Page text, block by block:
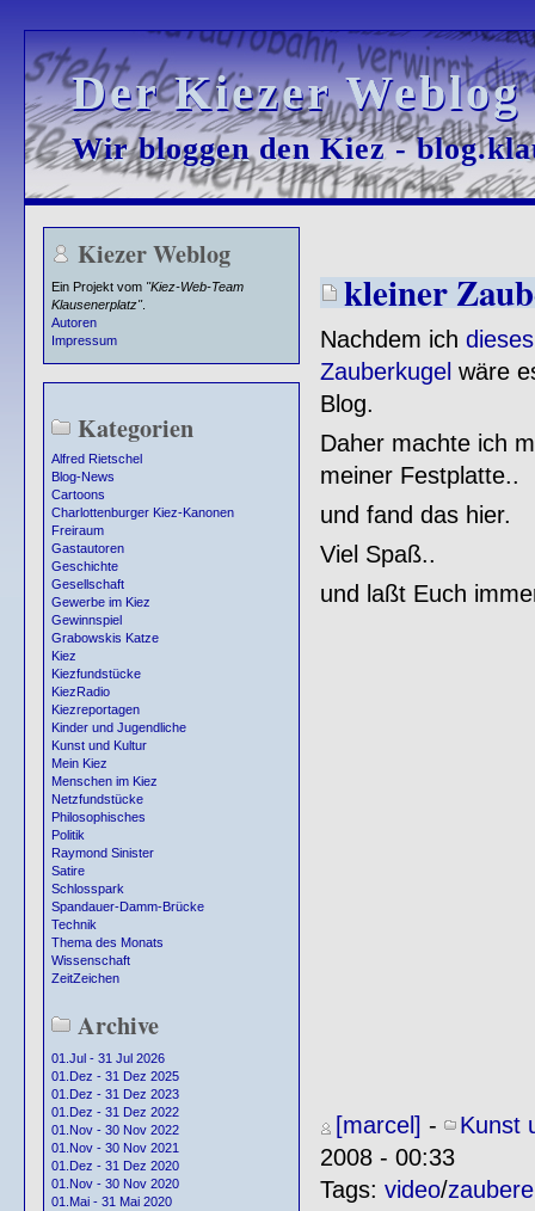
Der Kiezer
Der Kiezer
Wir bloggen den Kiez -
Wir bloggen den Kiez -
Kiezer Weblog
Ein Projekt vom "Kiez-Web-Team
Klausenerplatz".
Autoren
Impressum
Kategorien
Alfred Rietschel
Blog-News
Cartoons
Charlottenburger Kiez-Kanonen
Freiraum
Gastautoren
Geschichte
Gesellschaft
Gewerbe im Kiez
Gewinnspiel
Grabowskis Katze
Kiez
Kiezfundstücke
KiezRadio
Kiezreportagen
Kinder und Jugendliche
Kunst und Kultur
Mein Kiez
Menschen im Kiez
Netzfundstücke
Philosophisches
Politik
Raymond Sinister
Satire
Schlosspark
Spandauer-Damm-Brücke
Technik
Thema des Monats
Wissenschaft
ZeitZeichen
Archive
01.Jul - 31 Jul 2026
01.Dez - 31 Dez 2025
01.Dez - 31 Dez 2023
01.Dez - 31 Dez 2022
01.Nov - 30 Nov 2022
01.Nov - 30 Nov 2021
01.Dez - 31 Dez 2020
01.Nov - 30 Nov 2020
01.Mai - 31 Mai 2020
kleiner
Nachdem ich
Zauberkugel wäre
Blog.
Daher machte ich
meiner Festplatte..
und fand das hier.
Viel Spaß..
und laßt Euch
[marcel] -
Kunst
2008 - 00:33
Tags: video/